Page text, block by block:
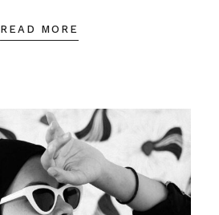
READ MORE